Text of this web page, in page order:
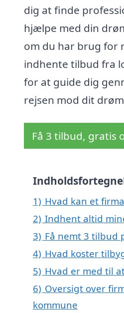
dig at finde
hjælpe med din
om du har brug for
indhente tilbud fra
for at guide dig
rejsen mod dit
Få 3 tilbud, gratis
1) Hvad kan et
2) Indhent altid
3) Få nemt 3 tilbud
4) Hvad koster
5) Hvad er med til
6) Oversigt over
kommune